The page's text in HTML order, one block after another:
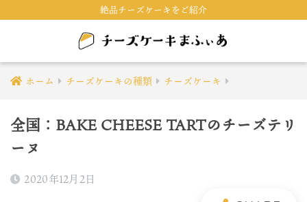
絶品チーズケーキをご紹介
ホーム チーズケーキの種類 チーズケーキ
全国：BAKE CHEESE TARTのチーズテリ
ーヌ
2020年12月2日